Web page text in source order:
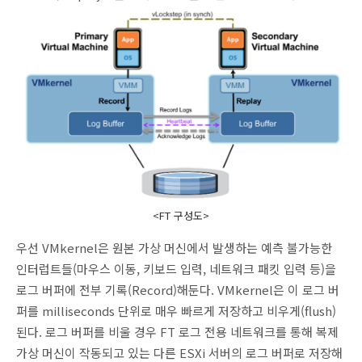
<FT 구성도>
우선 VMkernel은 원본 가상 머신에서 발생하는 예측 불가능한
인터럽트들(마우스 이동, 키보드 입력, 네트워크 패킷 입력 등)을
로그 버퍼에 전부 기록(Record)해둔다. VMkernel은 이 로그 버
퍼를 milliseconds 단위로 매우 빠르게 저장하고 비우게(flush)
된다. 로그 버퍼를 비울 경우 FT 로그 전용 네트워크를 통해 복제
가상 머신이 작동되고 있는 다른 ESXi 서버의 로그 버퍼로 저장해